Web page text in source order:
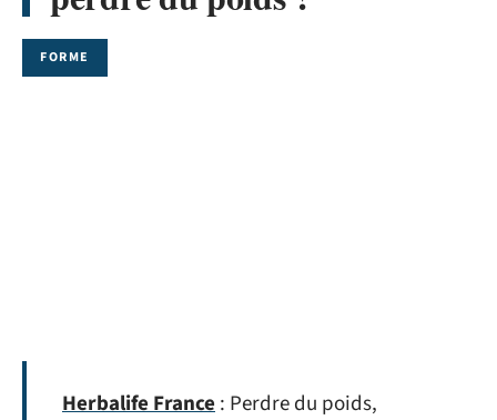
FORME
Herbalife France: Perdre du poids,